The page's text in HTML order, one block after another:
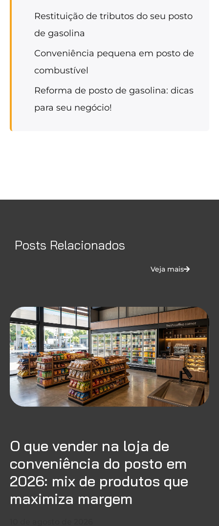
Restituição de tributos do seu posto
de gasolina
Conveniência pequena em posto de
combustível
Reforma de posto de gasolina: dicas
para seu negócio!
Posts Relacionados
Veja mais
O que vender na loja de
conveniência do posto em
2026: mix de produtos que
maximiza margem